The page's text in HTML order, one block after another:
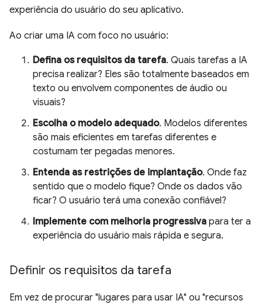
experiência do usuário do seu aplicativo.
Ao criar uma IA com foco no usuário:
Defina os requisitos da tarefa. Quais tarefas a IA
precisa realizar? Eles são totalmente baseados em
texto ou envolvem componentes de áudio ou
visuais?
Escolha o modelo adequado. Modelos diferentes
são mais eficientes em tarefas diferentes e
costumam ter pegadas menores.
Entenda as restrições de implantação. Onde faz
sentido que o modelo fique? Onde os dados vão
ficar? O usuário terá uma conexão confiável?
Implemente com melhoria progressiva para ter a
experiência do usuário mais rápida e segura.
Definir os requisitos da tarefa
Em vez de procurar "lugares para usar IA" ou "recursos